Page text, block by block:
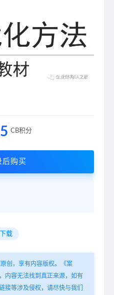
CB积分
后购买
载
创，享有内容版权。《案
内容无法找到真正来源，如有
接等涉及侵权，请尽快与我们